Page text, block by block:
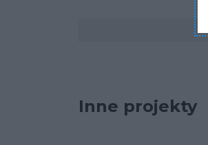
Inne projekty